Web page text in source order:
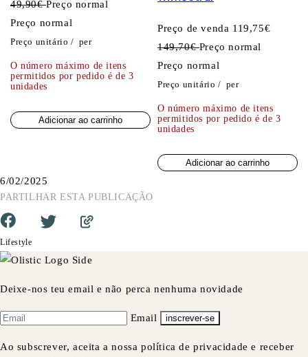
49,90€Preço normal
Preço normal
Preço unitário / per
O número máximo de itens
permitidos por pedido é de 3
unidades
Adicionar ao carrinho
Preço de venda 119,75€
149,70€Preço normal
Preço normal
Preço unitário / per
O número máximo de itens
permitidos por pedido é de 3
unidades
Adicionar ao carrinho
6/02/2025
PARTILHAR ESTA PUBLICAÇÃO
Lifestyle
Deixe-nos teu email e não perca nenhuma novidade
Email inscrever-se
Ao subscrever, aceita a nossa política de privacidade e receber